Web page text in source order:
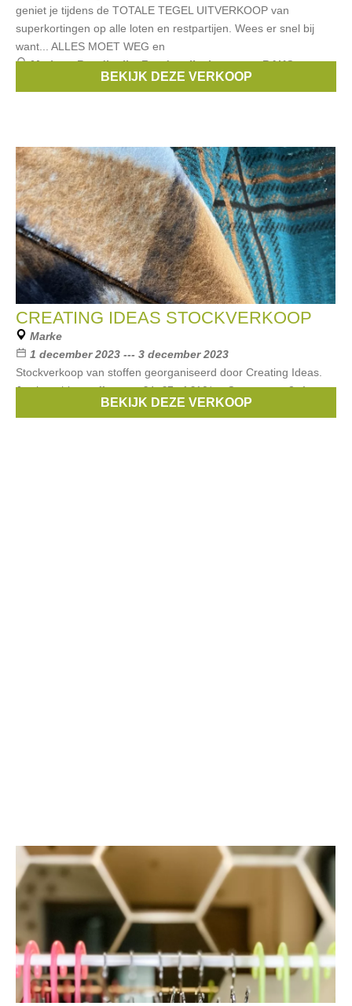
geniet je tijdens de TOTALE TEGEL UITVERKOOP van
superkortingen op alle loten en restpartijen. Wees er snel bij
want... ALLES MOET WEG en
Merken:Rondinella,Fondovalle,Impronta,RAKO
Piemme, ...
BEKIJK DEZE VERKOOP
CREATING IDEAS STOCKVERKOOP
Marke
1 december 2023 --- 3 december 2023
Stockverkoop van stoffen georganiseerd door Creating Ideas.
Je shopt hier stoffen aan €4, €7 of €10/m. Couponnen 3+1
gratis. -25% op Linnen, viscose, katoen, fournituren, patronen.
BEKIJK DEZE VERKOOP